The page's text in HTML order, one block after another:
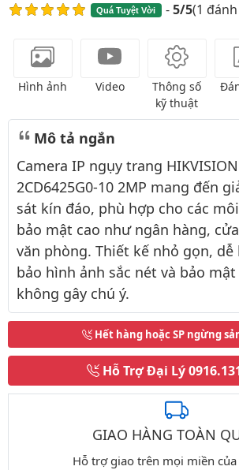
Quá Tuyệt Vời -5/5(1
Hình ảnh Video
Thông số
kỹ thuật
Mô tả ngắn
Camera IP ngụy trang
2CD6425G0-10 2MP mang đến
sát kín đáo, phù hợp cho các
bảo mật cao như ngân hàng,
văn phòng. Thiết kế nhỏ gọn, dễ
bảo hình ảnh sắc nét và bảo
không gây chú ý.
Hết hàng hoặc SP ngừng
Hỗ Trợ Đại Lý
GIAO HÀNG TOÀN
Hỗ trợ giao trên mọi miền